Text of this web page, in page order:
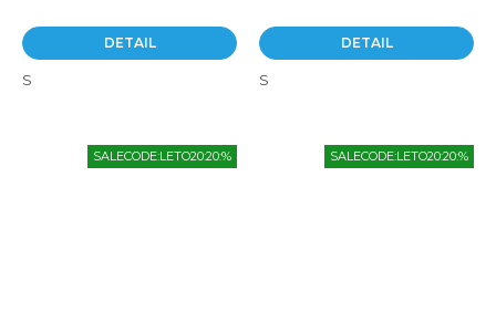
DETAIL
S
DETAIL
S
SALECODE:LETO20:20:% SALECODE:LETO20:20:%